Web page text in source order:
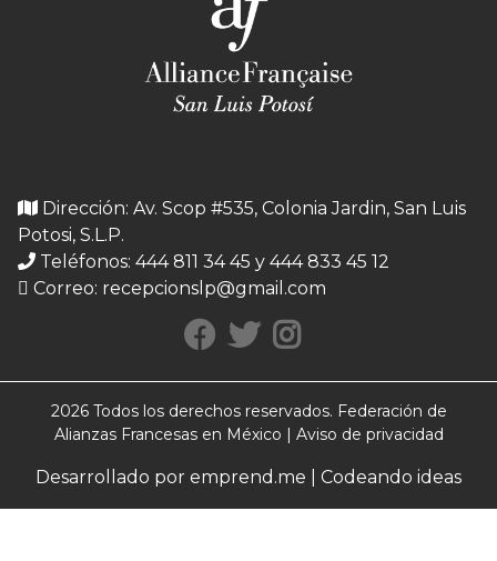
Dirección: Av. Scop #535, Colonia Jardin, San Luis
Potosi, S.L.P.
Teléfonos: 444 811 34 45 y 444 833 45 12
Correo: recepcionslp@gmail.com
2026 Todos los derechos reservados. Federación de
Alianzas Francesas en México | Aviso de privacidad
Desarrollado por emprend.me | Codeando ideas